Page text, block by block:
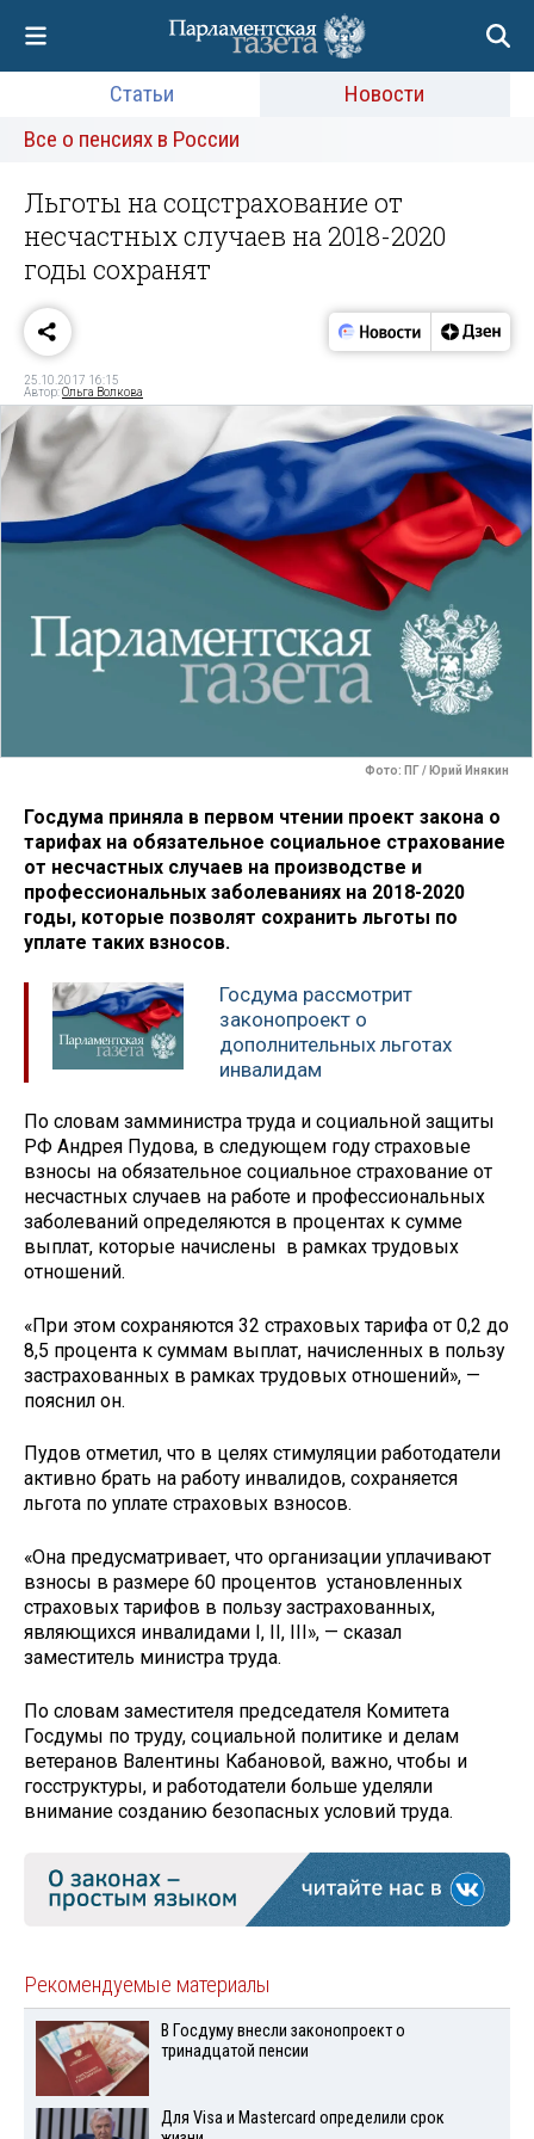
Статьи
Новости
Все о пенсиях в России
Льготы на соцстрахование от
несчастных случаев на 2018-2020
годы сохранят
25.10.2017 16:15
Автор:Ольга Волкова
Фото: ПГ / Юрий Инякин
Госдума приняла в первом чтении проект закона о
тарифах на обязательное социальное страхование
от несчастных случаев на производстве и
профессиональных заболеваниях на 2018-2020
годы, которые позволят сохранить льготы по
уплате таких взносов.
Госдума рассмотрит
законопроект о
дополнительных льготах
инвалидам
По словам замминистра труда и социальной защиты
РФ Андрея Пудова, в следующем году страховые
взносы на обязательное социальное страхование от
несчастных случаев на работе и профессиональных
заболеваний определяются в процентах к сумме
выплат, которые начислены в рамках трудовых
отношений.
«При этом сохраняются 32 страховых тарифа от 0,2 до
8,5 процента к суммам выплат, начисленных в пользу
застрахованных в рамках трудовых отношений», —
пояснил он.
Пудов отметил, что в целях стимуляции работодатели
активно брать на работу инвалидов, сохраняется
льгота по уплате страховых взносов.
«Она предусматривает, что организации уплачивают
взносы в размере 60 процентов установленных
страховых тарифов в пользу застрахованных,
являющихся инвалидами I, II, III», — сказал
заместитель министра труда.
По словам заместителя председателя Комитета
Госдумы по труду, социальной политике и делам
ветеранов Валентины Кабановой, важно, чтобы и
госструктуры, и работодатели больше уделяли
внимание созданию безопасных условий труда.
Рекомендуемые материалы
В Госдуму внесли законопроект о
тринадцатой пенсии
Для Visа и Mastercard определили срок